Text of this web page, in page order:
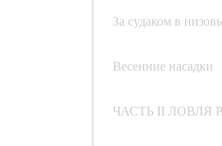
За судаком в
Весенние насадки
ЧАСТЬ II ЛОВЛЯ